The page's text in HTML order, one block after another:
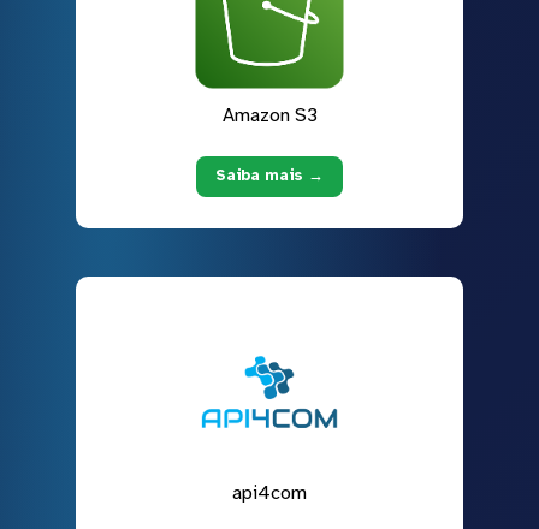
Amazon S3
Saiba mais →
api4com